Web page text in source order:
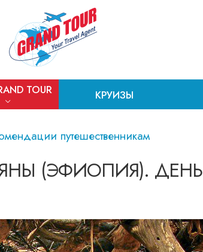
TOUR КРУИЗЫ
путешественникам
(ЭФИОПИЯ). ДЕНЬ